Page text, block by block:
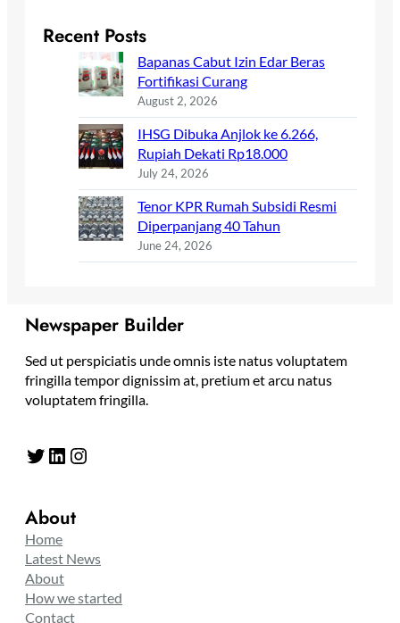
Recent Posts
Bapanas Cabut Izin Edar Beras
Fortifikasi Curang
August 2, 2026
IHSG Dibuka Anjlok ke 6.266,
Rupiah Dekati Rp18.000
July 24, 2026
Tenor KPR Rumah Subsidi Resmi
Diperpanjang 40 Tahun
June 24, 2026
Newspaper Builder
Sed ut perspiciatis unde omnis iste natus voluptatem
fringilla tempor dignissim at, pretium et arcu natus
voluptatem fringilla.
Twitter LinkedIn Instagram
About
Home
Latest News
About
How we started
Contact